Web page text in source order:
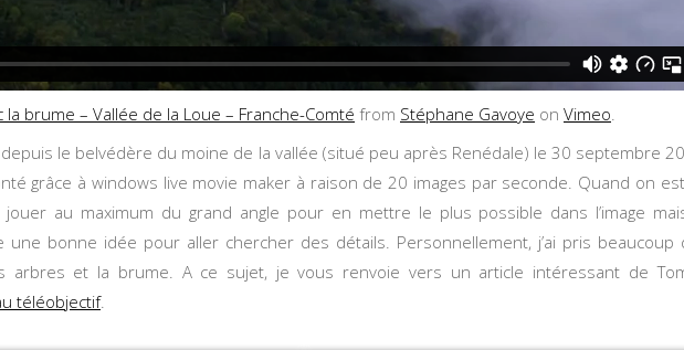
la brume – Vallée de la Loue – Franche-Comté from Stéphane Gavoye on Vimeo.
le belvédère du moine de la vallée (situé peu après Renédale) le 30 septembre
grâce à windows live movie maker à raison de 20 images par seconde. Quand on
au maximum du grand angle pour en mettre le plus possible dans l’image
une bonne idée pour aller chercher des détails. Personnellement, j’ai pris beaucoup
arbres et la brume. A ce sujet, je vous renvoie vers un article intéressant de
téléobjectif.